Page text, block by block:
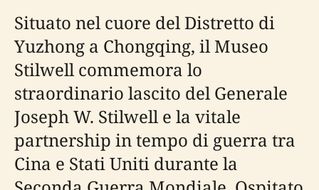
Situato nel cuore del Distretto di
Yuzhong a Chongqing, il Museo
Stilwell commemora lo
straordinario lascito del Generale
Joseph W. Stilwell e la vitale
partnership in tempo di guerra tra
Cina e Stati Uniti durante la